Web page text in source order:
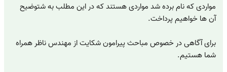
مواردی که نام برده شد مواردی هستند که در این مطلب به شتوضیح
آن ها خواهیم پرداخت.
برای آگاهی در خصوص مباحث پیرامون شکایت از مهندس ناظر همراه
شما هستیم.